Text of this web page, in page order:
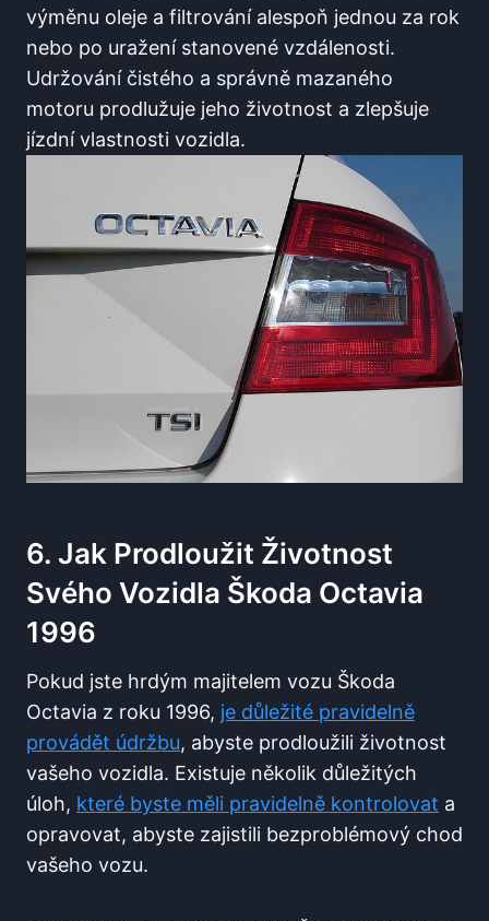
výměnu oleje a filtrování alespoň jednou za rok
nebo po uražení stanovené vzdálenosti.
Udržování čistého a správně mazaného
motoru prodlužuje jeho životnost a zlepšuje
jízdní vlastnosti vozidla.
6. Jak Prodloužit Životnost
Svého Vozidla Škoda Octavia
1996
Pokud jste hrdým majitelem vozu Škoda
Octavia z roku 1996, je důležité pravidelně
provádět údržbu, abyste prodloužili životnost
vašeho vozidla. Existuje několik důležitých
úloh, které byste měli pravidelně kontrolovat a
opravovat, abyste zajistili bezproblémový chod
vašeho vozu.